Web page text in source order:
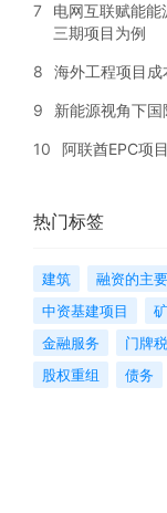
7
电网互联赋能
三期项目为例
8 海外工程项目
9 新能源视角下
10 阿联酋EPC项
热门标签
建筑 融资的主
中资基建项目
金融服务
门牌税
股权重组
债务